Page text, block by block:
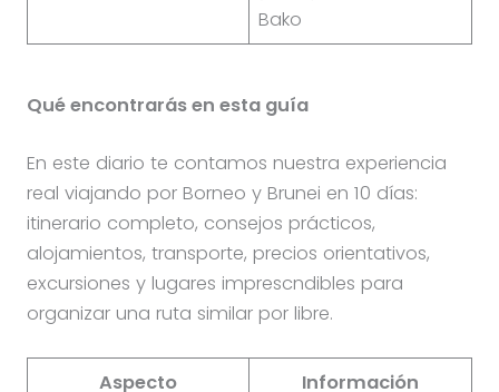
Bako
Qué encontrarás en esta guía
En este diario te contamos nuestra experiencia
real viajando por Borneo y Brunei en 10 días:
itinerario completo, consejos prácticos,
alojamientos, transporte, precios orientativos,
excursiones y lugares imprescndibles para
organizar una ruta similar por libre.
Aspecto Información